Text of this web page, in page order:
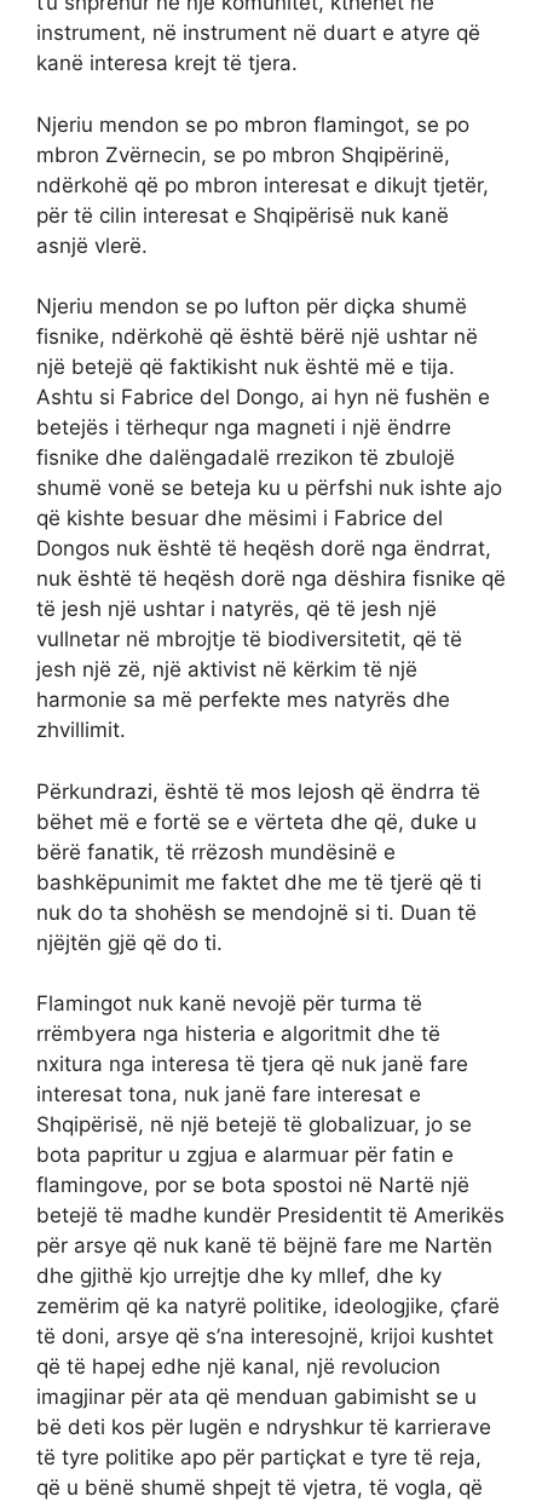
instrument, në instrument në duart e atyre që
kanë interesa krejt të tjera.
Njeriu mendon se po mbron flamingot, se po
mbron Zvërnecin, se po mbron Shqipërinë,
ndërkohë që po mbron interesat e dikujt tjetër,
për të cilin interesat e Shqipërisë nuk kanë
asnjë vlerë.
Njeriu mendon se po lufton për diçka shumë
fisnike, ndërkohë që është bërë një ushtar në
një betejë që faktikisht nuk është më e tija.
Ashtu si Fabrice del Dongo, ai hyn në fushën e
betejës i tërhequr nga magneti i një ëndrre
fisnike dhe dalëngadalë rrezikon të zbulojë
shumë vonë se beteja ku u përfshi nuk ishte ajo
që kishte besuar dhe mësimi i Fabrice del
Dongos nuk është të heqësh dorë nga ëndrrat,
nuk është të heqësh dorë nga dëshira fisnike që
të jesh një ushtar i natyrës, që të jesh një
vullnetar në mbrojtje të biodiversitetit, që të
jesh një zë, një aktivist në kërkim të një
harmonie sa më perfekte mes natyrës dhe
zhvillimit.
Përkundrazi, është të mos lejosh që ëndrra të
bëhet më e fortë se e vërteta dhe që, duke u
bërë fanatik, të rrëzosh mundësinë e
bashkëpunimit me faktet dhe me të tjerë që ti
nuk do ta shohësh se mendojnë si ti. Duan të
njëjtën gjë që do ti.
Flamingot nuk kanë nevojë për turma të
rrëmbyera nga histeria e algoritmit dhe të
nxitura nga interesa të tjera që nuk janë fare
interesat tona, nuk janë fare interesat e
Shqipërisë, në një betejë të globalizuar, jo se
bota papritur u zgjua e alarmuar për fatin e
flamingove, por se bota spostoi në Nartë një
betejë të madhe kundër Presidentit të Amerikës
për arsye që nuk kanë të bëjnë fare me Nartën
dhe gjithë kjo urrejtje dhe ky mllef, dhe ky
zemërim që ka natyrë politike, ideologjike, çfarë
të doni, arsye që s’na interesojnë, krijoi kushtet
që të hapej edhe një kanal, një revolucion
imagjinar për ata që menduan gabimisht se u
bë deti kos për lugën e ndryshkur të karrierave
të tyre politike apo për partiçkat e tyre të reja,
që u bënë shumë shpejt të vjetra, të vogla, që